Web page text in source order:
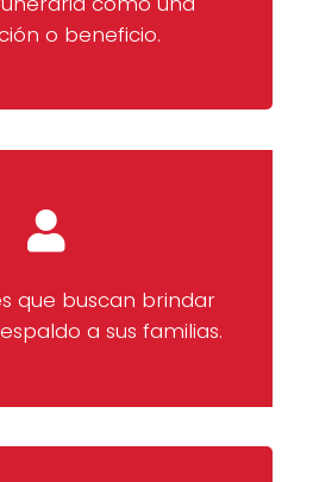
o beneficio.
que buscan brindar
a sus familias.